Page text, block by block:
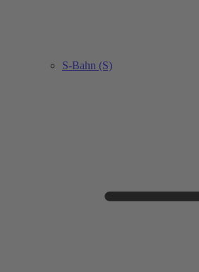
S-Bahn (S)